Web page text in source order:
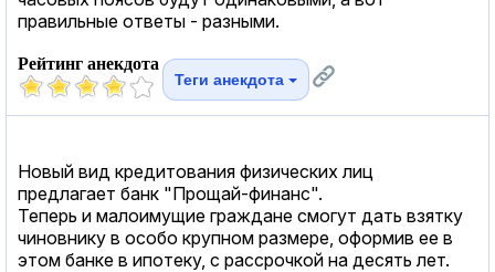
правильные ответы - разными.
Рейтинг анекдота
Теги анекдота
Новый вид кредитования физических лиц
предлагает банк "Прощай-финанс".
Теперь и малоимущие граждане смогут дать взятку
чиновнику в особо крупном размере, оформив ее в
этом банке в ипотеку, с рассрочкой на десять лет.